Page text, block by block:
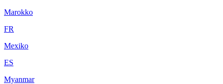
Marokko
FR
Mexiko
ES
Myanmar